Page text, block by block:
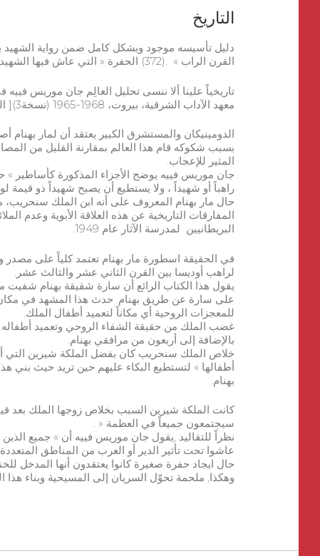
التاريخ
دليل تأسيسه موجود وبشكل كامل ضمن رواية
القرن الراب » .(372) الحفرة « التي عاش فيها الشهيد كانت مركزاً للتفاني الشديد للشعب.
تاريخياً علينا ألا ننسى تحليل العالِم جان موريس
معهد الآداب الشرقية، بيروت، 1968-1965 (نسخة3)[ الذي سيتم ذكره مراراً ضمن هذه النشرة.
الدومينيكان والمستشرق الكبير يعتقد أن لمار
بسبب شكوكه قام هذا العالم بمقارنة القليل من
المثير للإعجاب.
جان موريس فييه يوضح الأجزاء المذكورة كأساطير »
راهباً أو شهيداً ، ولا يستطيع أن يصبح شهيداً ذو قيمة
حال مار بهنام المعروف على أنه ابن الملك سنحريب،
المفارقات التاريخية عن هذه العلاقة الأبوية وعدم
البريطانيين لمدرسة الآثار عام 1949.
في الحقيقة اسطورة مار بهنام تعتمد كلياً على مصدر
لراهب أوديسا بين القرن الثاني عشر والثالث عشر.
يقول هذا الكتاب الرائع أن سارة شقيقة بهنام
على سارة عن طريق بهنام. حدث هذا المشهد في مكان
للمعجزات الروحية أي مكاناً لتعميد أطفال الملك.
غضب الملك من حقيقة الشفاء الروحي وتعميد أطفاله
بالإضافة إلى أربعون من مرافقي بهنام.
أطفالها » لتستطيع البكاء عليهم حين تريد حيث بني
بهنام.
كانت الملكة شيرين السبب بخلاص زوجها الملك بعد
سيجتمعون جميعاً في العظمة « .
نظراً للتقاليد ,يقول جان موريس فييه أن » جميع
عاشوا تحت تأثير الدير أو العرب من المناطق
حال ايجاد حفرة صغيرة كانوا يعتقدون أنها المدخل
وهكذا, ملحمة تحوّل السريان إلى المسيحية وبناء هذا
تفاصيل
نيسان